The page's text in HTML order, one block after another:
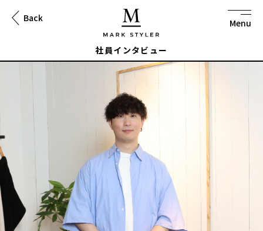
Back
社員インタビュー